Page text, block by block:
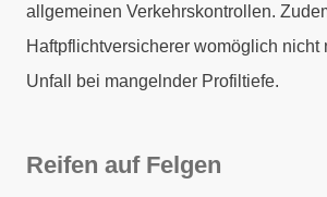
allgemeinen Verkehrskontrollen.
Haftpflichtversicherer womöglich nicht
Unfall bei mangelnder Profiltiefe.
Reifen auf Felgen